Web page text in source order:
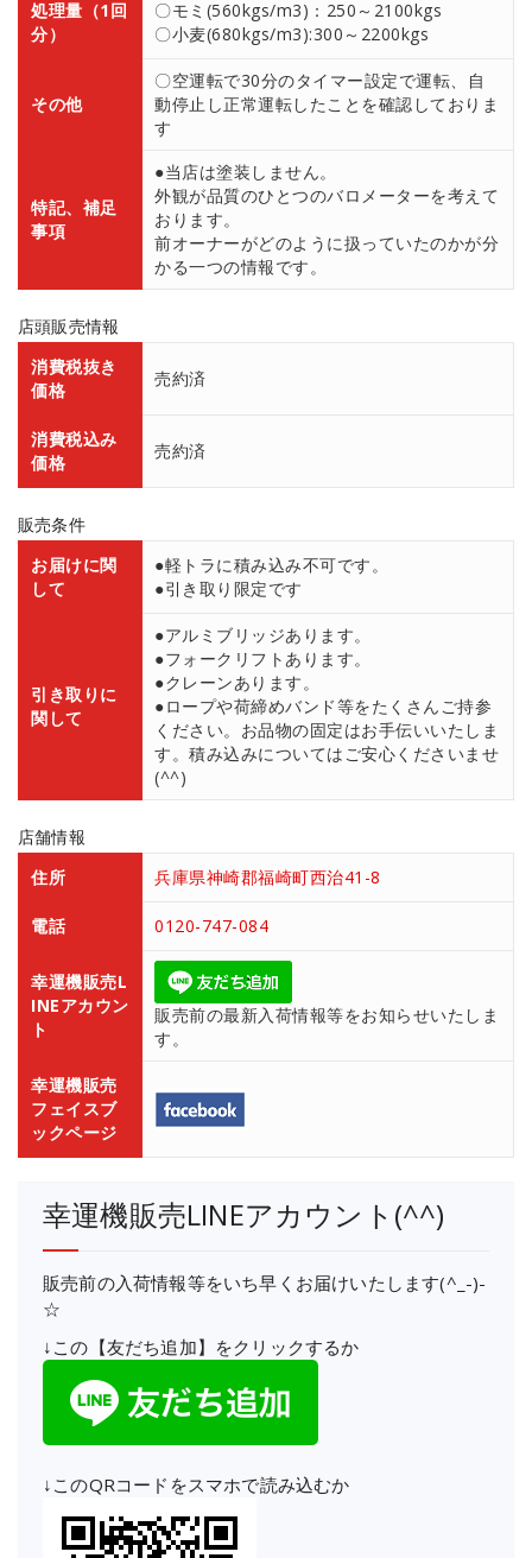
処理量（1回
分）
〇モミ(560kgs/m3)：250～2100kgs
〇小麦(680kgs/m3):300～2200kgs
その他
〇空運転で30分のタイマー設定で運転、自
動停止し正常運転したことを確認しておりま
す
特記、補足
事項
●当店は塗装しません。
外観が品質のひとつのバロメーターを考えて
おります。
前オーナーがどのように扱っていたのかが分
かる一つの情報です。
店頭販売情報
消費税抜き
価格
売約済
消費税込み
価格
売約済
販売条件
お届けに関
して
●軽トラに積み込み不可です。
●引き取り限定です
引き取りに
関して
●アルミブリッジあります。
●フォークリフトあります。
●クレーンあります。
●ロープや荷締めバンド等をたくさんご持参
ください。お品物の固定はお手伝いいたしま
す。積み込みについてはご安心くださいませ
(^^)
店舗情報
住所
兵庫県神崎郡福崎町西治41-8
電話 0120-747-084
幸運機販売L
INEアカウン
ト
販売前の最新入荷情報等をお知らせいたしま
す。
幸運機販売
フェイスブ
ックページ
幸運機販売LINEアカウント(^^)
販売前の入荷情報等をいち早くお届けいたします(^_-)-
☆
↓この【友だち追加】をクリックするか
↓このQRコードをスマホで読み込むか